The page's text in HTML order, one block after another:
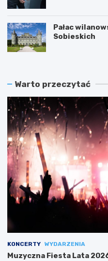
Pałac
Sobieskich
Warto przeczytać
KONCERTY WYDARZENIA
Muzyczna Fiesta Lata